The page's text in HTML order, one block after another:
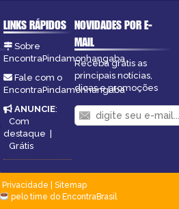
LINKS RÁPIDOS
Sobre
EncontraPindamonhangaba
Fale com o
EncontraPindamonhangaba
ANUNCIE:
Com
destaque |
Grátis
NOVIDADES POR E-
MAIL
Receba grátis as
principais notícias,
dicas e promoções
Privacidade
Sitemap
pelo time do EncontraBrasil